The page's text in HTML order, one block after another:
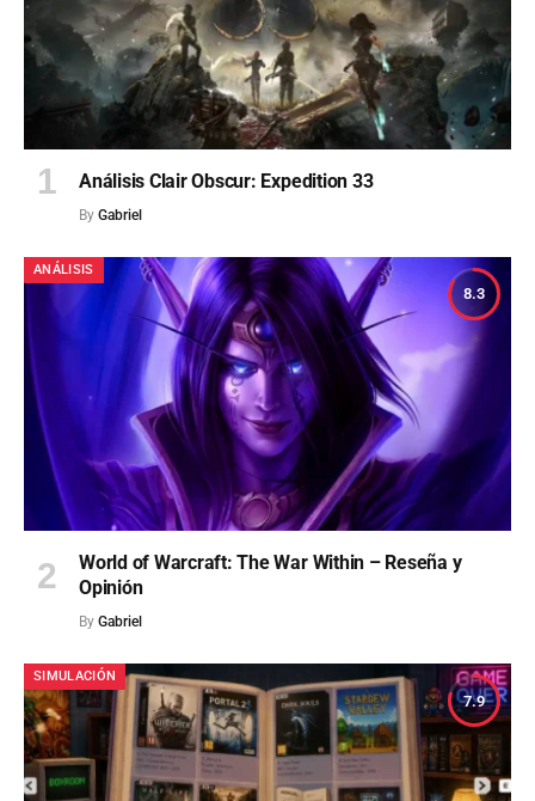
Análisis Clair Obscur: Expedition 33
By Gabriel
8.3
ANÁLISIS
World of Warcraft: The War Within – Reseña y
Opinión
By Gabriel
7.9
SIMULACIÓN